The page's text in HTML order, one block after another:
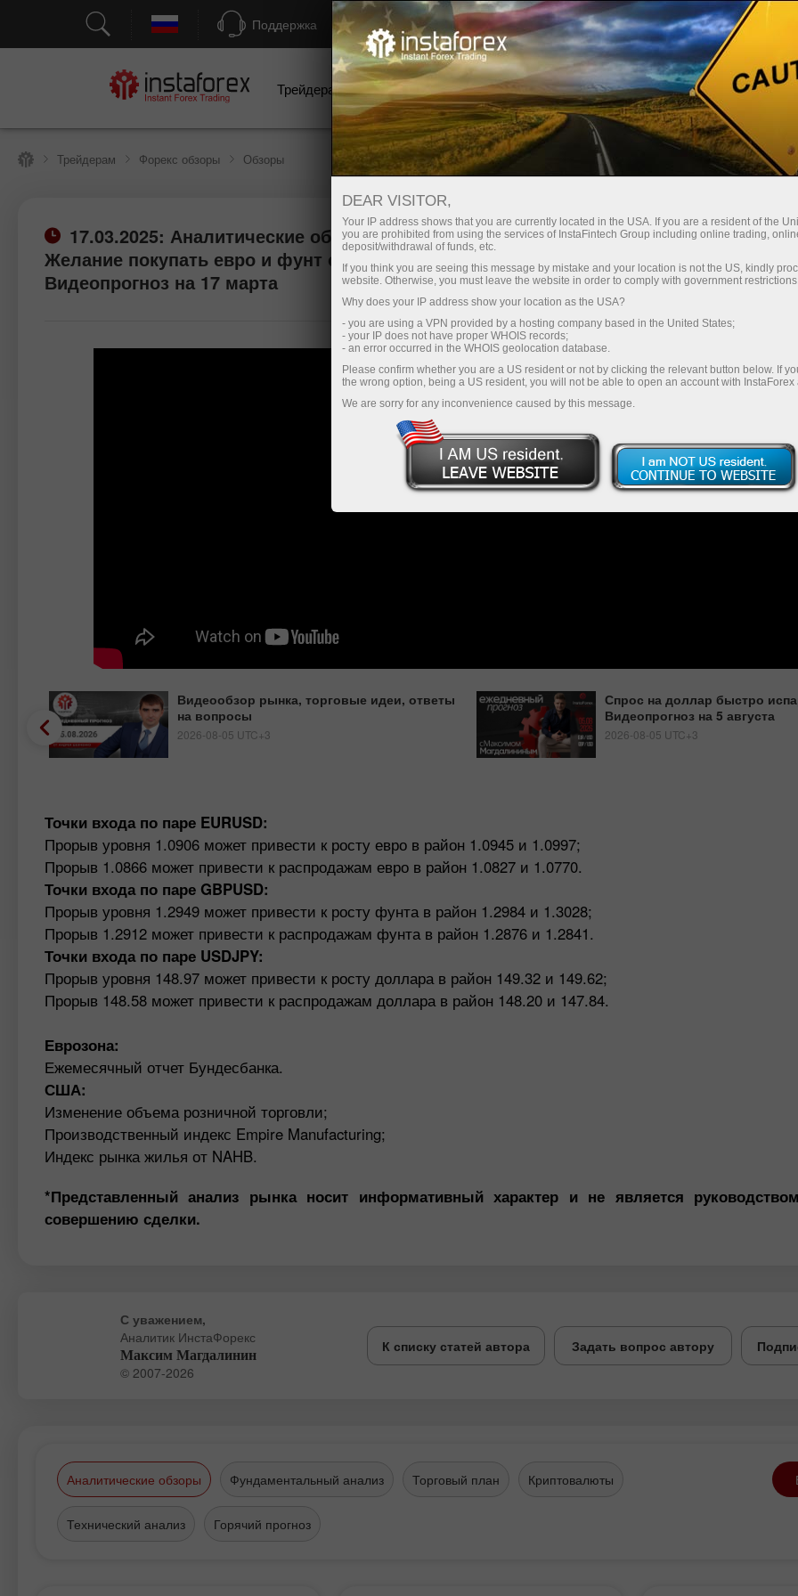
Поддержка Открыть торговый счёт Торговые платформы
Трейдерам Начинающим Инвесторам Партнерам
Трейдерам Форекс обзоры Обзоры
17.03.2025: Аналитические обзоры Форекс:
Желание покупать евро и фунт остается.
Видеопрогноз на 17 марта
Видеообзор рынка, торговые идеи, ответы
на вопросы
2026-08-05 UTC+3
Спрос на доллар быстро
Видеопрогноз на 5 августа
2026-08-05 UTC+3
Точки входа по паре EURUSD:
Прорыв уровня 1.0906 может привести к росту евро в район 1.0945 и 1.0997;
Прорыв 1.0866 может привести к распродажам евро в район 1.0827 и 1.0770.
Точки входа по паре GBPUSD:
Прорыв уровня 1.2949 может привести к росту фунта в район 1.2984 и 1.3028;
Прорыв 1.2912 может привести к распродажам фунта в район 1.2876 и 1.2841.
Точки входа по паре USDJPY:
Прорыв уровня 148.97 может привести к росту доллара в район 149.32 и 149.62;
Прорыв 148.58 может привести к распродажам доллара в район 148.20 и 147.84.
Еврозона:
Ежемесячный отчет Бундесбанка.
США:
Изменение объема розничной торговли;
Производственный индекс Empire Manufacturing;
Индекс рынка жилья от NAHB.
*Представленный анализ рынка носит информативный характер и не является
совершению сделки.
С уважением,
Аналитик ИнстаФорекс
Максим Магдалинин
© 2007-2026
К списку статей автора Задать вопрос автору
Аналитические обзоры Фундаментальный анализ Торговый план Криптовалюты
Технический анализ Горячий прогноз
DEAR VISITOR,
Your IP address shows that you are currently located in the USA. If you are a resident of the
you are prohibited from using the services of InstaFintech Group including online trading,
deposit/withdrawal of funds, etc.
If you think you are seeing this message by mistake and your location is not the US, kindly
website. Otherwise, you must leave the website in order to comply with government
Why does your IP address show your location as the USA?
- you are using a VPN provided by a hosting company based in the United States;
- your IP does not have proper WHOIS records;
- an error occurred in the WHOIS geolocation database.
Please confirm whether you are a US resident or not by clicking the relevant button below. If
the wrong option, being a US resident, you will not be able to open an account with InstaForex
We are sorry for any inconvenience caused by this message.